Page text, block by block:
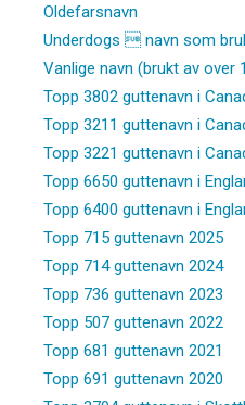
Oldefarsnavn
Underdogs  navn som
Vanlige navn (brukt av over
Topp 3802 guttenavn i
Topp 3211 guttenavn i
Topp 3221 guttenavn i
Topp 6650 guttenavn i
Topp 6400 guttenavn i
Topp 715 guttenavn 2025
Topp 714 guttenavn 2024
Topp 736 guttenavn 2023
Topp 507 guttenavn 2022
Topp 681 guttenavn 2021
Topp 691 guttenavn 2020